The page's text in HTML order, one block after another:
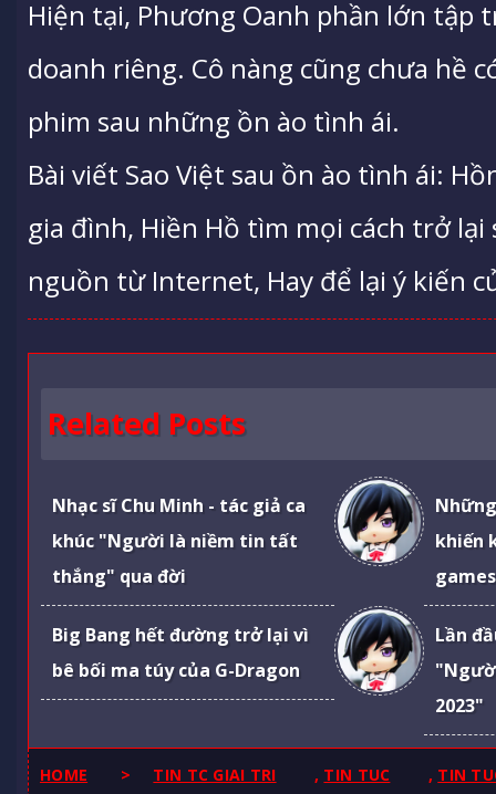
Hiện tại, Phương Oanh phần lớn tập
doanh riêng. Cô nàng cũng chưa hề
phim sau những ồn ào tình ái.
Bài viết Sao Việt sau ồn ào tình ái:
gia đình, Hiền Hồ tìm mọi cách trở
nguồn từ Internet, Hay để lại ý kiến
Related Posts
Nhạc sĩ Chu Minh - tác giả ca
khúc "Người là niềm tin tất
thắng" qua đời
khiến
Big Bang hết đường trở lại vì
bê bối ma túy của G-Dragon
Lần
2023"
HOME > TIN TC GIAI TRI , TIN TUC , TIN